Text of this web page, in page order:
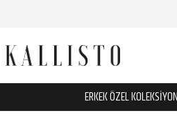
ERKEK ÖZEL KOLEKSİYON